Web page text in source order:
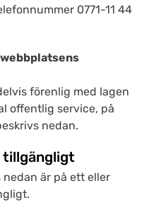
0771-11 44
förenlig med lagen
offentlig service, på
nedan.
tillgängligt
nedan är på ett eller